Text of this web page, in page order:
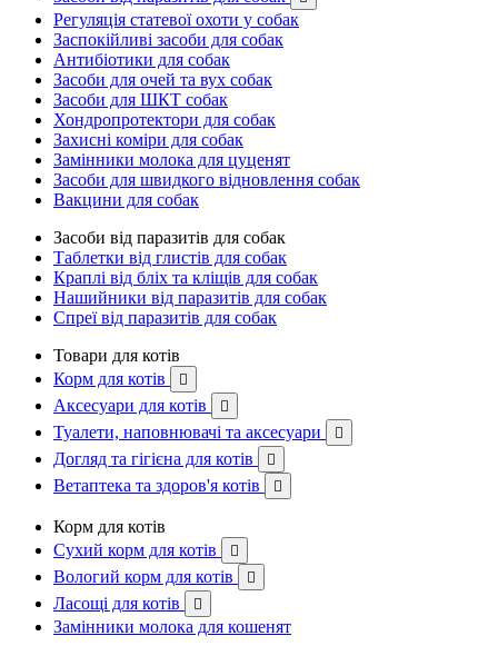
Регуляція статевої охоти у собак
Заспокійливі засоби для собак
Антибіотики для собак
Засоби для очей та вух собак
Засоби для ШКТ собак
Хондропротектори для собак
Захисні коміри для собак
Замінники молока для цуценят
Засоби для швидкого відновлення собак
Вакцини для собак
Засоби від паразитів для собак
Таблетки від глистів для собак
Краплі від бліх та кліщів для собак
Нашийники від паразитів для собак
Спреї від паразитів для собак
Товари для котів
Корм для котів

Аксесуари для котів 
Туалети, наповнювачі та аксесуари 
Догляд та гігієна для котів 
Ветаптека та здоров'я котів 
Корм для котів
Сухий корм для котів

Вологий корм для котів 
Ласощі для котів 
Замінники молока для кошенят